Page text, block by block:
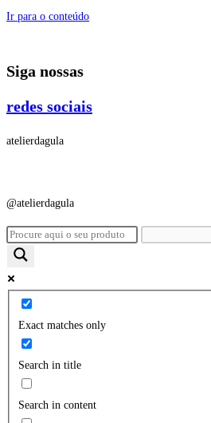
Ir para o conteúdo
Siga nossas
redes sociais
atelierdagula
@atelierdagula
Exact matches only
Search in title
Search in content